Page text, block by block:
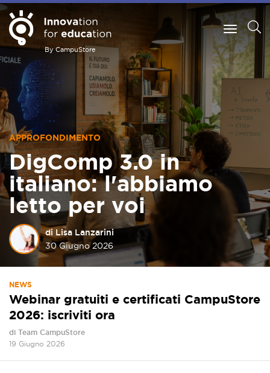
By CampuStore
APPROFONDIMENTO
DigComp 3.0 in
italiano: l'abbiamo
letto per voi
di Lisa Lanzarini
30 Giugno 2026
NEWS
Webinar gratuiti e certificati CampuStore
2026: iscriviti ora
di Team CampuStore
19 Giugno 2026